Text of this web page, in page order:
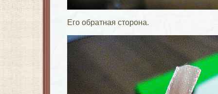
Его обратная сторона.